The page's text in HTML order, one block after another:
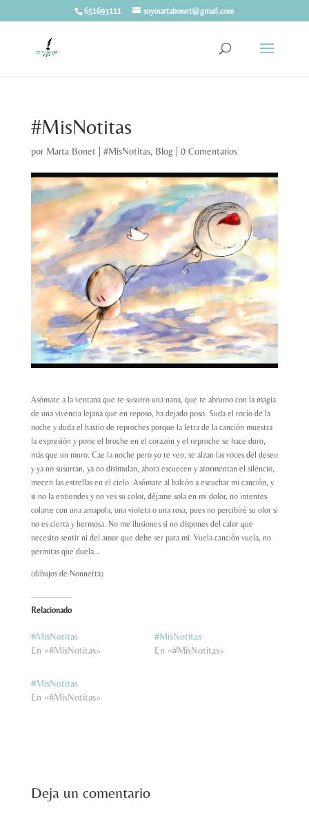
651693111 soymartabonet@gmail.com
#MisNotitas
por Marta Bonet #MisNotitas, Blog 0 Comentarios
Asómate a la ventana que te susurro una nana, que te abrumo con la magia
de una vivencia lejana que en reposo, ha dejado poso. Suda el rocío de la
noche y duda el hastío de reproches porque la letra de la canción muestra
la expresión y pone el broche en el corazón y el reproche se hace duro,
más que un muro. Cae la noche pero yo te veo, se alzan las voces del deseo
y ya no susurran, ya no disimulan, ahora escuecen y atormentan el silencio,
mecen las estrellas en el cielo. Asómate al balcón a escuchar mi canción, y
si no la entiendes y no ves su color, déjame sola en mi dolor, no intentes
colarte con una amapola, una violeta o una rosa, pues no percibiré su olor si
no es cierta y hermosa. No me ilusiones si no dispones del calor que
necesito sentir ni del amor que debe ser para mi. Vuela canción vuela, no
permitas que duela…
(dibujos de Nonnetta)
Relacionado
#MisNotitas
En «#MisNotitas»
#MisNotitas
En «#MisNotitas»
#MisNotitas
En «#MisNotitas»
Deja un comentario